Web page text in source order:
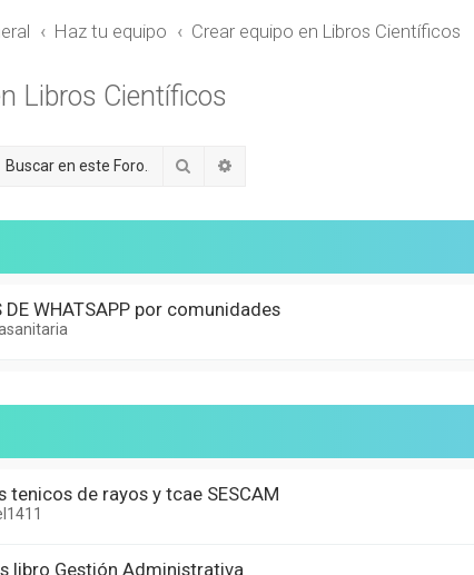
Haz tu equipo Crear equipo en Libros Científicos
Libros Científicos
Buscar
DE WHATSAPP por comunidades
tenicos de rayos y tcae SESCAM
libro Gestión Administrativa